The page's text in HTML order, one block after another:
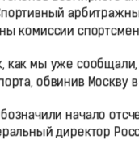
комиссии
как мы уже
обвинив Москву
начало
директор